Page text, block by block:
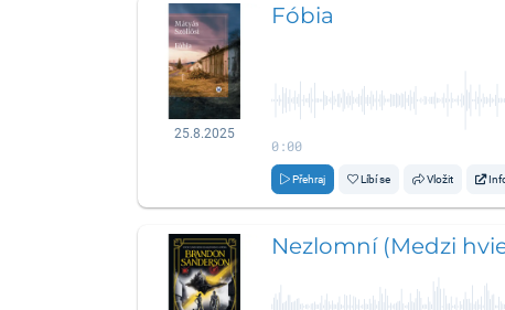
25.8.2025
Fóbia
0:00
Přehraj Líbí se Vložit
Nezlomní (Medzi